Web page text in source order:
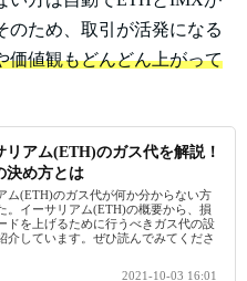
のため、取引が活発になる
価値観もどんどん上がって
リアム(ETH)のガス代を解説！
決め方とは
ム(ETH)のガス代が何か分からない方
。イーサリアム(ETH)の概要から、損
ドを上げるために行うべきガス代の設
介しています。ぜひ読んでみてくださ
2021-10-03 16:01